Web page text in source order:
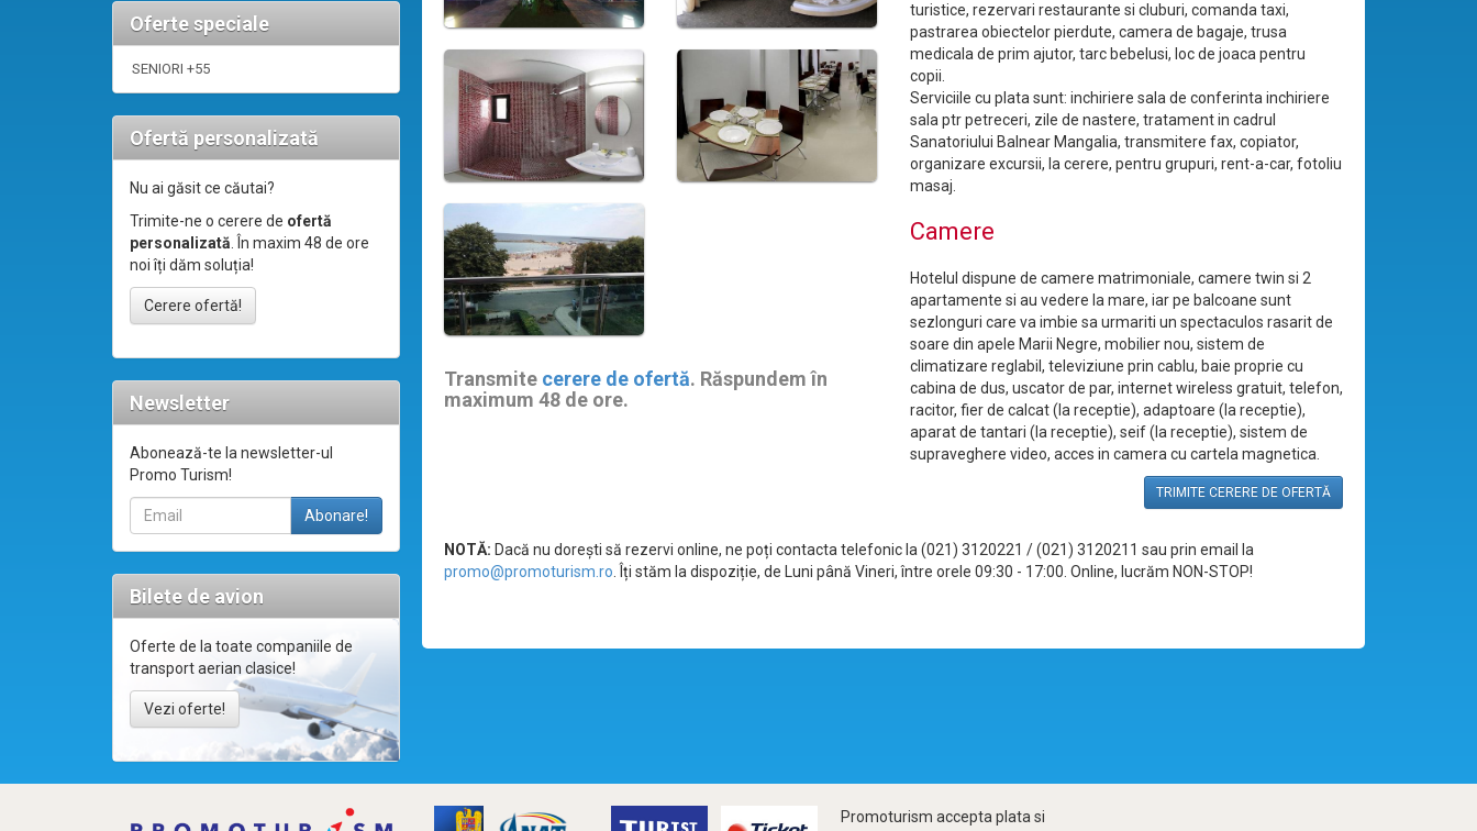
Oferte speciale
SENIORI +55
Ofertă personalizată
Nu ai găsit ce căutai?
Trimite-ne o cerere de ofertă
personalizată. În maxim 48 de ore
noi îți dăm soluția!
Cerere ofertă!
Newsletter
Abonează-te la newsletter-ul
Promo Turism!
Bilete de avion
Oferte de la toate companiile de
transport aerian clasice!
Vezi oferte!
Transmite cerere de ofertă. Răspundem în
maximum 48 de ore.
turistice, rezervari restaurante si cluburi, comanda taxi,
pastrarea obiectelor pierdute, camera de bagaje, trusa
medicala de prim ajutor, tarc bebelusi, loc de joaca pentru
copii.
Serviciile cu plata sunt: inchiriere sala de conferinta inchiriere
sala ptr petreceri, zile de nastere, tratament in cadrul
Sanatoriului Balnear Mangalia, transmitere fax, copiator,
organizare excursii, la cerere, pentru grupuri, rent-a-car, fotoliu
masaj.
Camere
Hotelul dispune de camere matrimoniale, camere twin si 2
apartamente si au vedere la mare, iar pe balcoane sunt
sezlonguri care va imbie sa urmariti un spectaculos rasarit de
soare din apele Marii Negre, mobilier nou, sistem de
climatizare reglabil, televiziune prin cablu, baie proprie cu
cabina de dus, uscator de par, internet wireless gratuit, telefon,
racitor, fier de calcat (la receptie), adaptoare (la receptie),
aparat de tantari (la receptie), seif (la receptie), sistem de
supraveghere video, acces in camera cu cartela magnetica.
TRIMITE CERERE DE OFERTĂ
NOTĂ: Dacă nu dorești să rezervi online, ne poți contacta telefonic la (021) 3120221 / (021) 3120211 sau prin email la
promo@promoturism.ro. Îți stăm la dispoziție, de Luni până Vineri, între orele 09:30 - 17:00. Online, lucrăm NON-STOP!
Promoturism accepta plata si